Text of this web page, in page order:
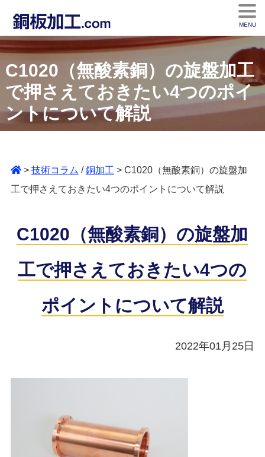
MENU
C1020（無酸素銅）の旋盤加工
で押さえておきたい4つのポイ
ントについて解説
> 技術コラム /銅加工 > C1020（無酸素銅）の旋盤加
工で押さえておきたい4つのポイントについて解説
C1020（無酸素銅）の旋盤加
工で押さえておきたい4つの
ポイントについて解説
2022年01月25日